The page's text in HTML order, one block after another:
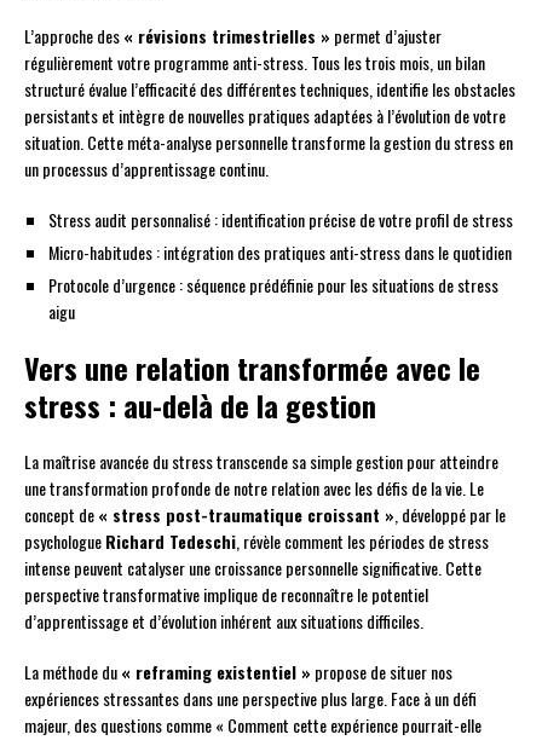
L’approche des« révisions trimestrielles » permet d’ajuster
régulièrement votre programme anti-stress. Tous les trois mois, un bilan
structuré évalue l’efficacité des différentes techniques, identifie les obstacles
persistants et intègre de nouvelles pratiques adaptées à l’évolution de votre
situation. Cette méta-analyse personnelle transforme la gestion du stress en
un processus d’apprentissage continu.
Stress audit personnalisé : identification précise de votre profil de stress
Micro-habitudes : intégration des pratiques anti-stress dans le quotidien
Protocole d’urgence : séquence prédéfinie pour les situations de stress
aigu
Vers une relation transformée avec le
stress : au-delà de la gestion
La maîtrise avancée du stress transcende sa simple gestion pour atteindre
une transformation profonde de notre relation avec les défis de la vie. Le
concept de« stress post-traumatique croissant », développé par le
psychologueRichard Tedeschi, révèle comment les périodes de stress
intense peuvent catalyser une croissance personnelle significative. Cette
perspective transformative implique de reconnaître le potentiel
d’apprentissage et d’évolution inhérent aux situations difficiles.
La méthode du« reframing existentiel » propose de situer nos
expériences stressantes dans une perspective plus large. Face à un défi
majeur, des questions comme « Comment cette expérience pourrait-elle